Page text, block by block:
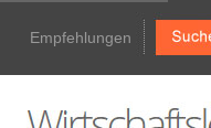
Empfehlungen